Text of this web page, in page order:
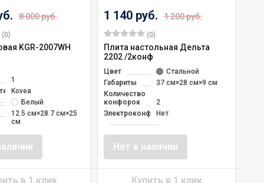
8 000 руб.
(0)
KGR-2007WH
1
Kovea
Белый
12.5 см×28.7 см×25
см
1 140 руб. 1 200 руб.
(0)
Плита настольная Дельта
2202 /2конф
Цвет
Стальной
Габариты
37 см×28 см×9 см
Количество
конфорок
2
Электроконфорка
Нет
Нет в наличии